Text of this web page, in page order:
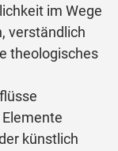
im Wege
verständlich
theologisches
künstlich